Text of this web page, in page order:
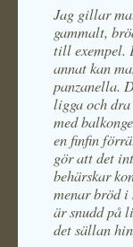
Jag gillar
gammalt,
till exempel.
annat kan
panzanella.
ligga och
med
en finfin
gör att det
behärskar
menar bröd
är snudd på
det sällan